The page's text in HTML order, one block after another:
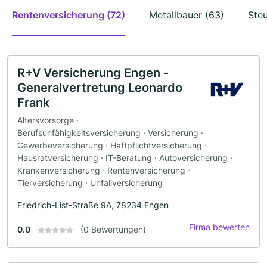
Rentenversicherung (72) Metallbauer (63)
R+V Versicherung Engen -
Generalvertretung Leonardo
Frank
Altersvorsorge ·
Berufsunfähigkeitsversicherung · Versicherung ·
Gewerbeversicherung · Haftpflichtversicherung ·
Hausratversicherung · IT-Beratung · Autoversicherung ·
Krankenversicherung · Rentenversicherung ·
Tierversicherung · Unfallversicherung
Friedrich-List-Straße 9A, 78234 Engen
0.0 (0 Bewertungen) Firma bewerten